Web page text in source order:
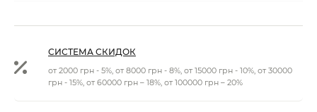
СИСТЕМА СКИДОК
от 2000 грн - 5%, от 8000 грн - 8%, от 15000 грн - 10%, от 30000
грн - 15%, от 60000 грн – 18%, от 100000 грн – 20%